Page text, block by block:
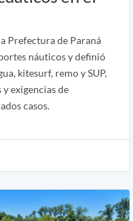
Prefectura de Paraná
náuticos y definió
kitesurf, remo y SUP,
exigencias de
casos.